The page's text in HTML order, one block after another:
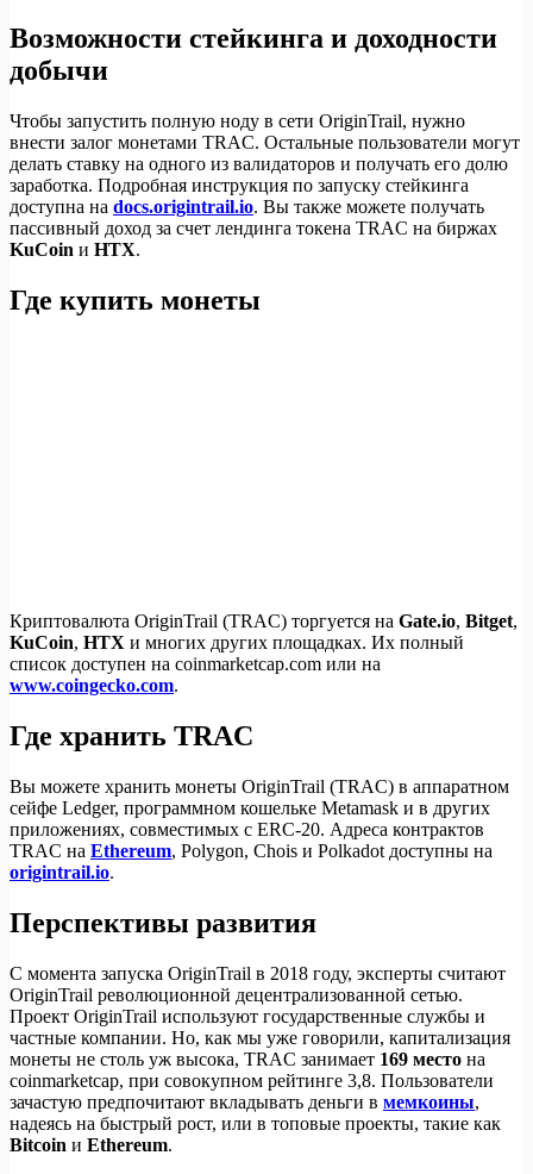
Возможности стейкинга и доходности
добычи
Чтобы запустить полную ноду в сети OriginTrail, нужно
внести залог монетами TRAC. Остальные пользователи могут
делать ставку на одного из валидаторов и получать его долю
заработка. Подробная инструкция по запуску стейкинга
доступна на docs.origintrail.io. Вы также можете получать
пассивный доход за счет лендинга токена TRAC на биржах
KuCoin и HTX.
Где купить монеты
Криптовалюта OriginTrail (TRAC) торгуется на Gate.io, Bitget,
KuCoin, HTX и многих других площадках. Их полный
список доступен на coinmarketcap.com или на
www.coingecko.com.
Где хранить TRAC
Вы можете хранить монеты OriginTrail (TRAC) в аппаратном
сейфе Ledger, программном кошельке Metamask и в других
приложениях, совместимых с ERC-20. Адреса контрактов
TRAC на Ethereum, Polygon, Chois и Polkadot доступны на
origintrail.io.
Перспективы развития
С момента запуска OriginTrail в 2018 году, эксперты считают
OriginTrail революционной децентрализованной сетью.
Проект OriginTrail используют государственные службы и
частные компании. Но, как мы уже говорили, капитализация
монеты не столь уж высока, TRAC занимает 169 место на
coinmarketcap, при совокупном рейтинге 3,8. Пользователи
зачастую предпочитают вкладывать деньги в мемкоины,
надеясь на быстрый рост, или в топовые проекты, такие как
Bitcoin и Ethereum.